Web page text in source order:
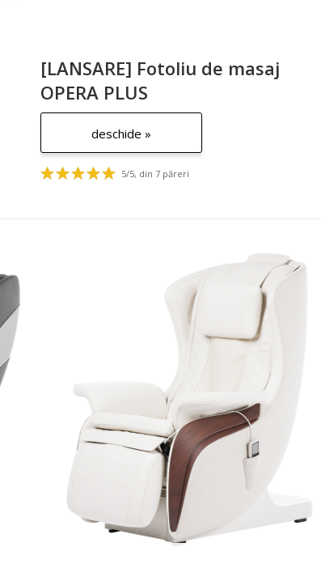
[LANSARE] Fotoliu de masaj
OPERA PLUS
deschide »
5/5, din 7 păreri